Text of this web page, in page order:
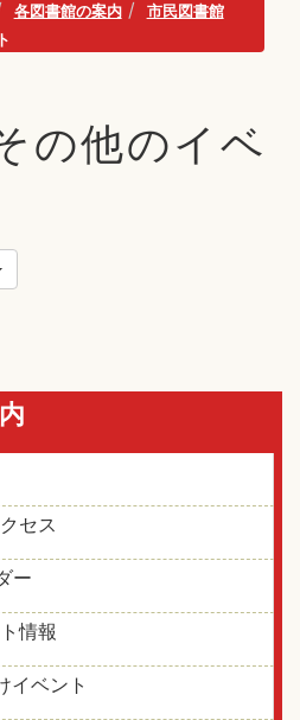
各図書館の案内
市民図書館
の他のイベ
セス
ー
情報
イベント